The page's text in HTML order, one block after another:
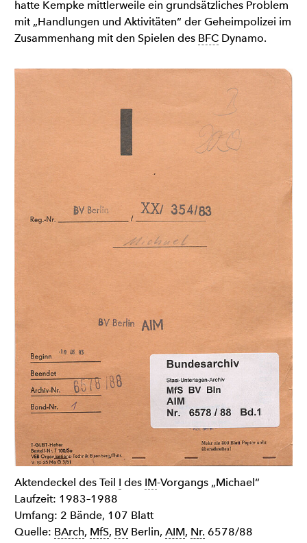
hatte Kempke mittlerweile ein grundsätzliches Problem
mit „Handlungen und Aktivitäten“ der Geheimpolizei im
Zusammenhang mit den Spielen des BFC Dynamo.
Aktendeckel des Teil I des IM-Vorgangs „Michael“
Laufzeit: 1983–1988
Umfang: 2 Bände, 107 Blatt
Quelle: BArch, MfS, BVBerlin,AIM, Nr. 6578/88